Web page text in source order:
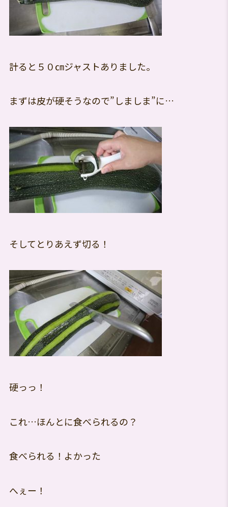
計ると５０㎝ジャストありました。
まずは皮が硬そうなので”しましま”に…
そしてとりあえず切る！
硬っっ！
これ…ほんとに食べられるの？
食べられる！よかった
へぇー！